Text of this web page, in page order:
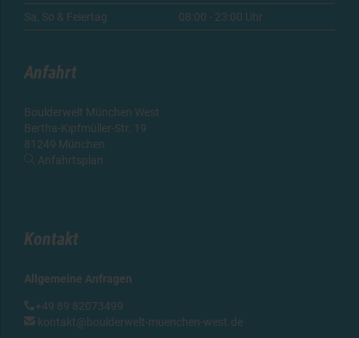
Sa, So & Feiertag 08:00 - 23:00 Uhr
Anfahrt
Boulderwelt München West
Bertha-Kipfmüller-Str. 19
81249 München
 Anfahrtsplan
Kontakt
Allgemeine Anfragen
 +49 89 82073499
 kontakt@boulderwelt-muenchen-west.de